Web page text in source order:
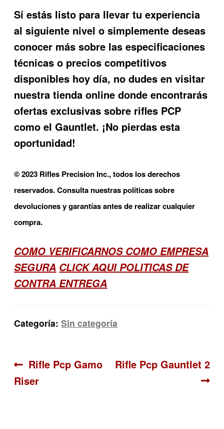
Sí estás listo para llevar tu experiencia
al siguiente nivel o simplemente deseas
conocer más sobre las especificaciones
técnicas o precios competitivos
disponibles hoy día, no dudes en visitar
nuestra tienda online donde encontrarás
ofertas exclusivas sobre rifles PCP
como el Gauntlet. ¡No pierdas esta
oportunidad!
© 2023 Rifles Precision Inc., todos los derechos
reservados. Consulta nuestras políticas sobre
devoluciones y garantías antes de realizar cualquier
compra.
COMO VERIFICARNOS COMO EMPRESA
SEGURA CLICK AQUI POLITICAS DE
CONTRA ENTREGA
Categoría:Sin categoría
Navegación
de
Anterior:
Rifle Pcp Gamo
Riser
Siguiente:
Rifle Pcp Gauntlet 2